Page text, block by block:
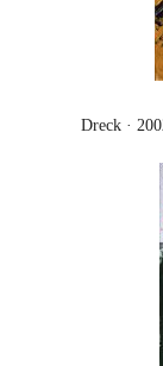
Dreck ·